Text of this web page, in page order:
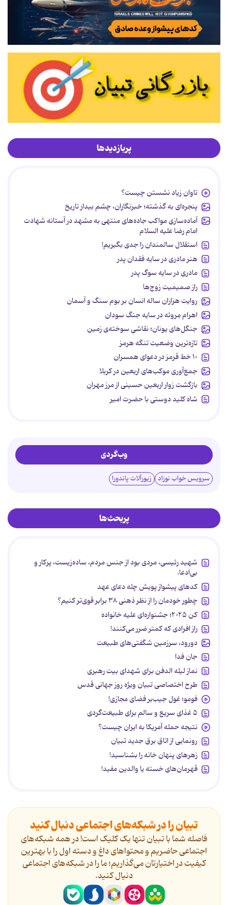
پربازدیدها
تاوان زیاد نشستن چیست؟
پنجره‌ای به گذشته؛ خبرنگاران، چشم بیدار تاریخ
آماده‌سازی مواکب جاده‌های منتهی به مشهد در آستانه شهادت
امام رضا علیه السلام
استقلال سالمندان را جدی بگیریم!
هنر مادری در سایه‌ فقدان پدر
مادری در سایه سوگ پدر
راز صمیمیت زوج‌ها
روایت هزاران ساله انسان بر بوم سنگ و آسمان
اهرام مِروئه در سایه جنگ سودان
جنگل‌های یونان؛ نقاشیِ سوخته‌ی زمین
تازه‌ترین وضعیت تنگه هرمز
۱۰ خط قرمز در دعوای همسران
جمع‌آوری موکب‌های اربعین در کربلا
بازگشت زوار اربعین حسینی از مرز مهران
شاه کلید دوستی با حضرت امیر
وب‌گردی
سرویس خواب نوزاد زیورآلات پاندورا
پربحث‌ها
شهید رئیسی، مردی بود از جنس مردم، ساده‌زیست، پرکار و
بی‌ادعا.
کدهای پیشواز پویش چله دعای عهد
چطور خودمان را از نظر ذهنی ۳۸ برابر قوی‌تر کنیم؟
کن ۲۰۲۵؛ جشنواره‌ای علیه خانواده
راز افرادی که کمتر ضرر می‌کنند!
دورود، سرزمین شگفتی‌های طبیعت
جان فدا
نماز لیله الدفن برای شهدای بیت رهبری
طرح اختصاصی تبیان ویژه روز جهانی قدس
فومو؛ غول جیب‌بر فضای مجازی!
۵ غذای سریع و سالم برای طبیعت‌گردی
نتیجه حمله آمریکا به ایران چیست؟
رونمایی از اتاق برق جدید تبیان
زهرهای پنهان خانه را بشناسید!
قهرمان‌های خسته یا والدین مفید!
تبیان را در شبکه‌های اجتماعی دنبال کنید
فاصله شما با تبیان تنها یک کلیک است! در همه شبکه‌های
اجتماعی حاضریم و محتواهای داغ و دسته اول را با بهترین
کیفیت در اختیارتان می‌گذاریم؛ ما را در شبکه‌های اجتماعی
دنیال کنید.